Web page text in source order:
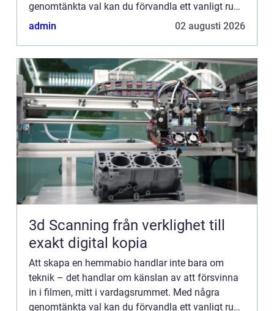
genomtänkta val kan du förvandla ett vanligt rum
till en plats där ljud, bil...
admin 02 augusti 2026
3d Scanning från verklighet till
exakt digital kopia
Att skapa en hemmabio handlar inte bara om
teknik – det handlar om känslan av att försvinna
in i filmen, mitt i vardagsrummet. Med några
genomtänkta val kan du förvandla ett vanligt rum